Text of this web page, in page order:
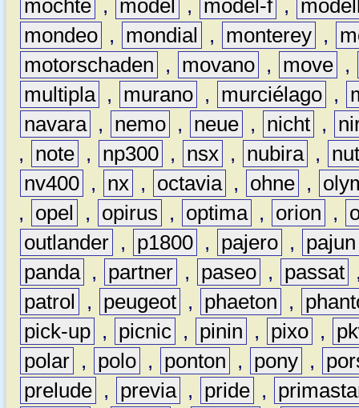
möchte , model , model-f ,
mondeo , mondial , monterey ,
motorschaden
, movano , move ,
multipla , murano , murciélago ,
navara , nemo , neue , nicht ,
,
note , np300 , nsx , nubira ,
nv400 , nx , octavia , ohne ,
,
opel , opirus , optima , orion ,
outlander , p1800 , pajero ,
pajun
panda , partner , paseo , passat
patrol
, peugeot , phaeton ,
pick-up , picnic , pinin , pixo ,
polar , polo , ponton , pony ,
prelude , previa , pride ,